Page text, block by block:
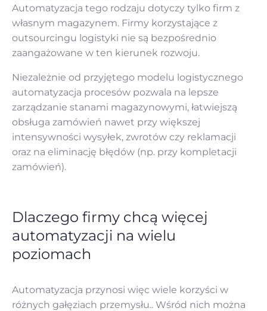
Automatyzacja tego rodzaju dotyczy tylko firm z
własnym magazynem. Firmy korzystające z
outsourcingu logistyki nie są bezpośrednio
zaangażowane w ten kierunek rozwoju.
Niezależnie od przyjętego modelu logistycznego
automatyzacja procesów pozwala na lepsze
zarządzanie stanami magazynowymi, łatwiejszą
obsługa zamówień nawet przy większej
intensywności wysyłek, zwrotów czy reklamacji
oraz na eliminację błędów (np. przy kompletacji
zamówień).
Dlaczego firmy chcą więcej
automatyzacji na wielu
poziomach
Automatyzacja przynosi więc wiele korzyści w
różnych gałęziach przemysłu.. Wśród nich można